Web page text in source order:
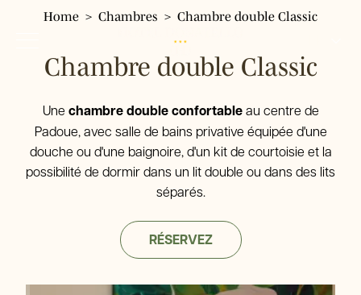
DE
Hotel Donatello
Hôtel
Chambres
Chambre simple
Chambre double Classic
Chambre triple
Chambre quadruple
Services
Où nous sommes
Environs
Restaurant Pizzeria Fresco
Galerie
Tour & Tickets
Home Chambres Chambre double Classic
Chambre double Classic
Une chambre double confortableau centre de
Padoue, avec salle de bains privative équipée d'une
douche ou d'une baignoire, d'un kit de courtoisie et la
possibilité de dormir dans un lit double ou dans des lits
séparés.
RÉSERVEZ